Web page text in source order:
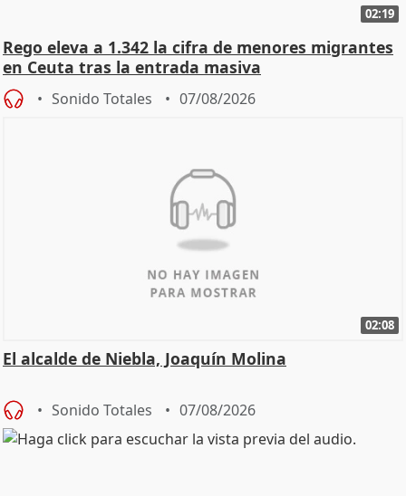
02:19
Rego eleva a 1.342 la cifra de menores migrantes
en Ceuta tras la entrada masiva
Sonido Totales 07/08/2026
02:08
El alcalde de Niebla, Joaquín Molina
Sonido Totales 07/08/2026